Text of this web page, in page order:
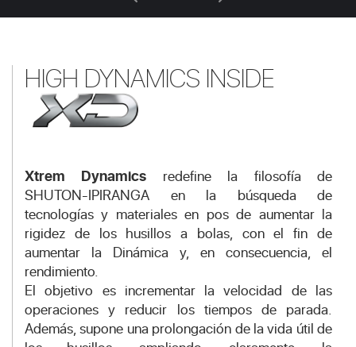
HIGH DYNAMICS INSIDE
Xtrem Dynamics redefine la filosofía de
SHUTON-IPIRANGA en la búsqueda de
tecnologías y materiales en pos de aumentar la
rigidez de los husillos a bolas, con el fin de
aumentar la Dinámica y, en consecuencia, el
rendimiento.
El objetivo es incrementar la velocidad de las
operaciones y reducir los tiempos de parada.
Además, supone una prolongación de la vida útil de